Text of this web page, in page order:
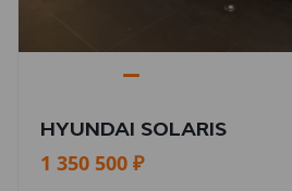
HYUNDAI SOLARIS
1 350 500 ₽